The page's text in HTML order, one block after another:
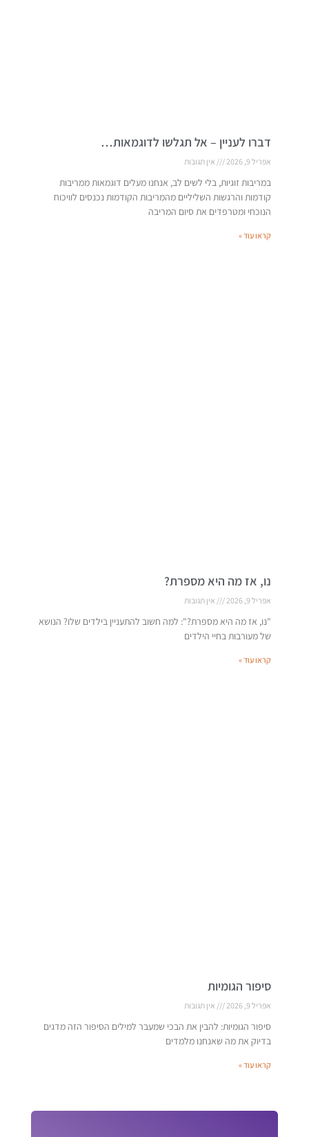
דברו לעניין – אל תגלשו לדוגמאות…
אפריל 9, 2026 אין תגובות
במריבות זוגיות, בלי לשים לב, אנחנו מעלים דוגמאות ממריבות
קודמות והרגשות השליליים מהמריבות הקודמות נכנסים לוויכוח
הנוכחי ומטרפדים את סיום המריבה
קראו עוד »
נו, אז מה היא מספרת?
אפריל 9, 2026 אין תגובות
"נו, אז מה היא מספרת?": למה חשוב להתעניין בילדים שלו? הנושא
של מעורבות בחיי הילדים
קראו עוד »
סיפור הגומיות
אפריל 9, 2026 אין תגובות
סיפור הגומיות: להבין את הבכי שמעבר למילים הסיפור הזה מדגים
בדיוק את מה שאנחנו מלמדים
קראו עוד »